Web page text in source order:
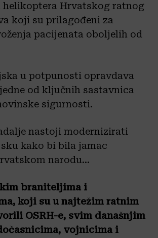
helikoptera Hrvatskog ratnog
koji su prilagođeni za
pacijenata oboljelih od
u potpunosti opravdava
od ključnih sastavnica
sigurnosti.
nastoji modernizirati
kako bi bila jamac
narodu…
braniteljima i
koji su u najtežim ratnim
OSRH-e, svim današnjim
vojnicima i